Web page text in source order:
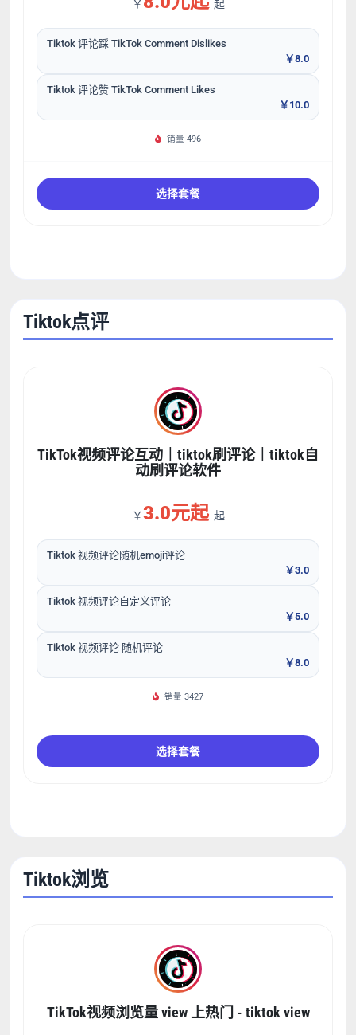
￥ 起
Tiktok 评论踩 TikTok Comment Dislikes
￥8.0
Tiktok 评论赞 TikTok Comment Likes
￥10.0
销量 496
选择套餐
Tiktok点评
TikTok视频评论互动｜tiktok刷评论｜tiktok自
动刷评论软件
￥3.0元起 起
Tiktok 视频评论随机emoji评论
￥3.0
Tiktok 视频评论自定义评论
￥5.0
Tiktok 视频评论 随机评论
￥8.0
销量 3427
选择套餐
Tiktok浏览
TikTok视频浏览量 view 上热门 - tiktok view